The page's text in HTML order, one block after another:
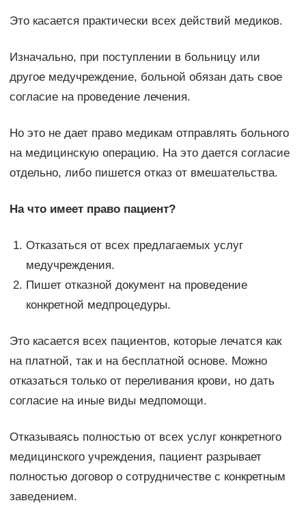
Это касается практически всех действий медиков.
Изначально, при поступлении в больницу или
другое медучреждение, больной обязан дать свое
согласие на проведение лечения.
Но это не дает право медикам отправлять больного
на медицинскую операцию. На это дается согласие
отдельно, либо пишется отказ от вмешательства.
На что имеет право пациент?
Отказаться от всех предлагаемых услуг
медучреждения.
Пишет отказной документ на проведение
конкретной медпроцедуры.
Это касается всех пациентов, которые лечатся как
на платной, так и на бесплатной основе. Можно
отказаться только от переливания крови, но дать
согласие на иные виды медпомощи.
Отказываясь полностью от всех услуг конкретного
медицинского учреждения, пациент разрывает
полностью договор о сотрудничестве с конкретным
заведением.